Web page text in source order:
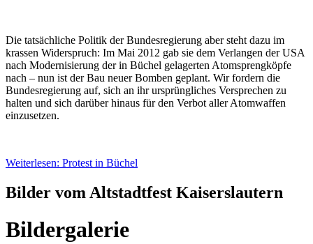
Die tatsächliche Politik der Bundesregierung aber steht dazu im
krassen Widerspruch: Im Mai 2012 gab sie dem Verlangen der USA
nach Modernisierung der in Büchel gelagerten Atomsprengköpfe
nach – nun ist der Bau neuer Bomben geplant. Wir fordern die
Bundesregierung auf, sich an ihr ursprüngliches Versprechen zu
halten und sich darüber hinaus für den Verbot aller Atomwaffen
einzusetzen.
Weiterlesen: Protest in Büchel
Bilder vom Altstadtfest Kaiserslautern
Bildergalerie